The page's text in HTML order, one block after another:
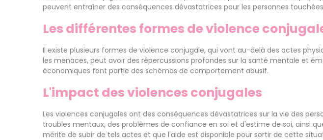
peuvent entraîner des conséquences dévastatrices pour les personnes
Les différentes formes de violence
Il existe plusieurs formes de violence conjugale, qui vont au-delà des actes
les menaces, peut avoir des répercussions profondes sur la santé mentale et
économiques font partie des schémas de comportement abusif.
L'impact des violences conjugales
Les violences conjugales ont des conséquences dévastatrices sur la vie des
troubles mentaux, des problèmes de confiance en soi et d'estime de soi, ainsi
mérite de subir de tels actes et que l'aide est disponible pour sortir de cette